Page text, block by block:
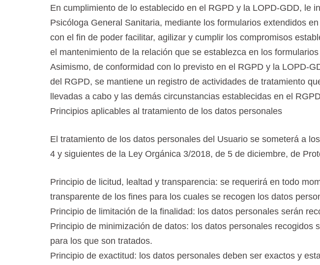
En cumplimiento de lo establecido en el RGPD y la LOPD-GDD, le
Psicóloga General Sanitaria, mediante los formularios extendidos
con el fin de poder facilitar, agilizar y cumplir los compromisos
el mantenimiento de la relación que se establezca en los
Asimismo, de conformidad con lo previsto en el RGPD y la LOPD-
del RGPD, se mantiene un registro de actividades de tratamiento
llevadas a cabo y las demás circunstancias establecidas en el
Principios aplicables al tratamiento de los datos personales
El tratamiento de los datos personales del Usuario se someterá a
4 y siguientes de la Ley Orgánica 3/2018, de 5 de diciembre, de
Principio de licitud, lealtad y transparencia: se requerirá en todo
transparente de los fines para los cuales se recogen los datos
Principio de limitación de la finalidad: los datos personales serán
Principio de minimización de datos: los datos personales
para los que son tratados.
Principio de exactitud: los datos personales deben ser exactos y